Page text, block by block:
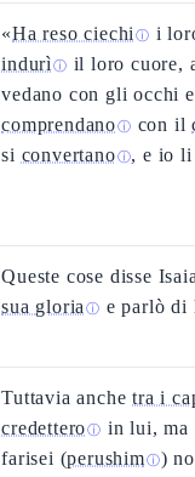
«Ha reso ciechi ⓘ i
indurìⓘ il loro cuore,
vedano con gli occhi
comprendanoⓘ con il
si convertanoⓘ, e io li
Queste cose disse
sua gloria ⓘ e parlò di
Tuttavia anchetra i
credetteroⓘ in lui, ma
farisei (perushimⓘ)